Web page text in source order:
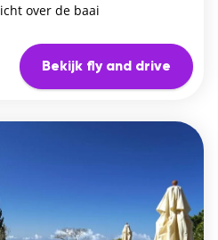
over de baai
Bekijk fly and drive